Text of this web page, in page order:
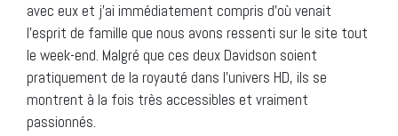
avec eux et j’ai immédiatement compris d’où venait
l’esprit de famille que nous avons ressenti sur le site tout
le week-end. Malgré que ces deux Davidson soient
pratiquement de la royauté dans l’univers HD, ils se
montrent à la fois très accessibles et vraiment
passionnés.